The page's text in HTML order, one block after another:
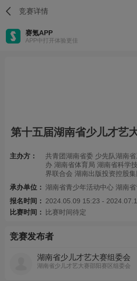
竞赛详情
赛氪APP
APP中打开体验更佳
第十五届湖南省少儿才艺
主办方：
共青团湖南省委 少先队湖南
办 湖南省体育局 湖南省科学
界联合会 湖南出版投资控股集
承办单位： 湖南省青少年活动中心 湖南
报名时间： 2024.05.09 15:23 -
比赛时间：
比赛时间待定
竞赛发布者
湖南省少儿才艺大赛组委会
湖南省少儿才艺大赛邵阳赛区组委会